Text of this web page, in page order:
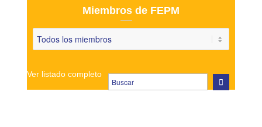
Miembros de FEPM
Ver listado completo